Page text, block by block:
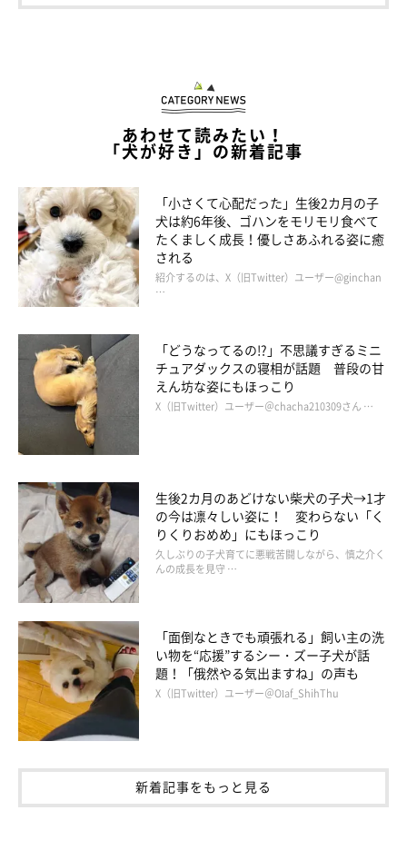
あわせて読みたい！
「犬が好き」の新着記事
「小さくて心配だった」生後2カ月の子
犬は約6年後、ゴハンをモリモリ食べて
たくましく成長！優しさあふれる姿に癒
される
紹介するのは、X（旧Twitter）ユーザー@ginchan
…
「どうなってるの!?」不思議すぎるミニ
チュアダックスの寝相が話題 普段の甘
えん坊な姿にもほっこり
X（旧Twitter）ユーザー＠chacha210309さん …
生後2カ月のあどけない柴犬の子犬→1才
の今は凛々しい姿に！ 変わらない「く
りくりおめめ」にもほっこり
久しぶりの子犬育てに悪戦苦闘しながら、慎之介く
んの成長を見守 …
「面倒なときでも頑張れる」飼い主の洗
い物を“応援”するシー・ズー子犬が話
題！「俄然やる気出ますね」の声も
X（旧Twitter）ユーザー＠Olaf_ShihThu
新着記事をもっと見る